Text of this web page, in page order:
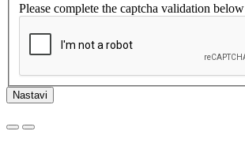
Please complete the captcha validation below
Nastavi